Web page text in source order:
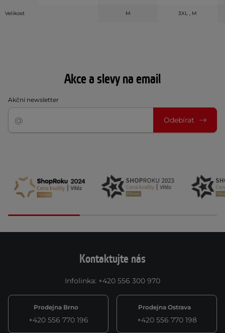
Velikost M 3XL , M
Akce a slevy na email
Akční newsletter
Odebírat
Kontaktujte nás
Infolinka: +420 556 300 970
Prodejna Brno
+420 556 770 196
Prodejna Ostrava
+420 556 770 198